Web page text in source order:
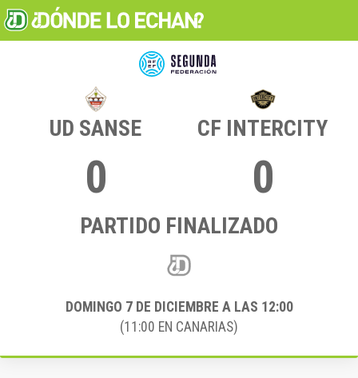
UD SANSE CF INTERCITY
0 0
PARTIDO FINALIZADO
DOMINGO 7DE DICIEMBRE A LAS 12:00
(11:00 EN CANARIAS)